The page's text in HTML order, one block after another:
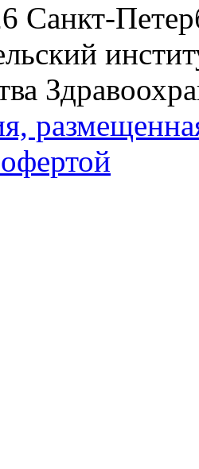
Санкт-